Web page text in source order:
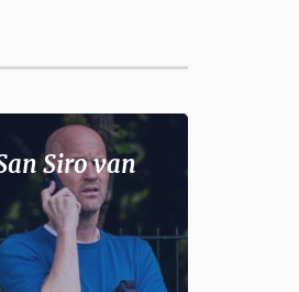
Siro van